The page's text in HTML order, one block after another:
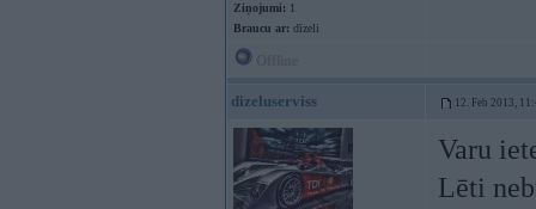
Ziņojumi: 1
Braucu ar: dīzeli
dizeluserviss 12. Feb 2013,
Varu
Lēti